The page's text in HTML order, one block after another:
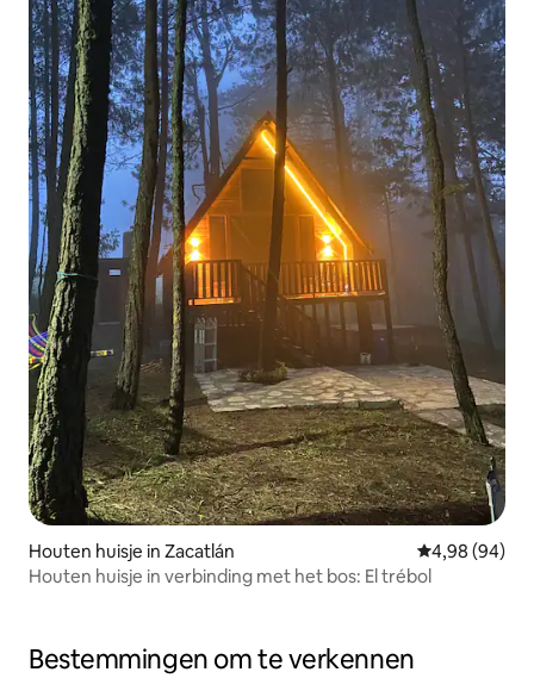
Houten huisje in Zacatlán Gemiddelde
4,98 (94)
Houten huisje in verbinding met het bos: El trébol
Bestemmingen om te verkennen